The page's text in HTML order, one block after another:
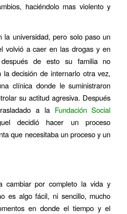
haciéndolo mas violento y
la universidad, pero solo paso un
volvió a caer en las drogas y en
de esto su familia no
decisión de internarlo otra vez,
clínica donde le suministraron
su actitud agresiva. Después
a la Fundación Social
decidió hacer un proceso
que necesitaba un proceso y un
cambiar por completo la vida y
es algo fácil, ni sencillo, mucho
en donde el tiempo y el